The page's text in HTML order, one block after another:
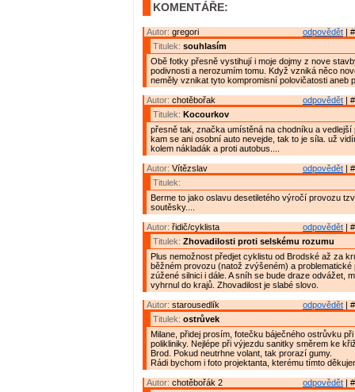
KOMENTÁŘE:
odpovědět |
Autor: gregori
Titulek: souhlasím
Obě fotky přesně vystihují i moje dojmy z nove
podivnosti a nerozumím tomu. Když vzniká něco
neměly vznikat tyto kompromisní polovičatosti aneb
odpovědět |
Autor: chotěbořak
Titulek: Kocourkov
přesně tak, značka umístěná na chodníku a vedlejší
kam se ani osobní auto nevejde, tak to je síla. už
kolem nákladák a proti autobus....
odpovědět |
Autor: Vítězslav
Titulek:
Berme to jako oslavu desetiletého výročí provozu
soutěsky....
odpovědět |
Autor: řidič/cyklista
Titulek: Zhovadilosti proti selskému rozumu
Plus nemožnost předjet cyklistu od Brodské až za
běžném provozu (natož zvýšeném) a problematické
zúžené silnici i dále. A sníh se bude draze odvážet,
vyhrnul do krajů. Zhovadilost je slabé slovo.
odpovědět |
Autor: starousedlík
Titulek: ostrůvek
Milane, přidej prosím, fotečku báječného ostrůvku
polikliniky. Nejlépe při výjezdu sanitky směrem ke
Brod. Pokud neutrhne volant, tak prorazí gumy.
Rádi bychom i foto projektanta, kterému tímto
odpovědět |
Autor: chotěbořák 2